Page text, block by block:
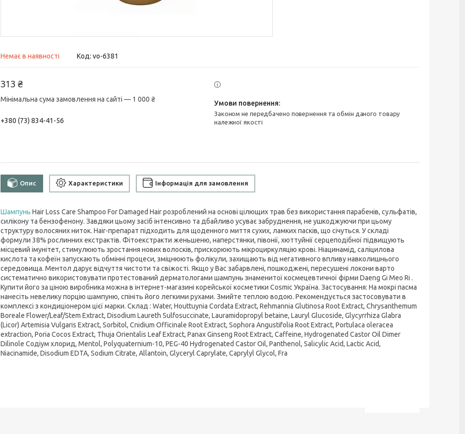
Немає в наявності Код: vo-6381
313 ₴
Мінімальна сума замовлення на сайті — 1 000 ₴
+380 (73) 834-41-56
Законом не передбачено повернення та обмін даного товару
належної якості
Опис Характеристики Інформація для замовлення
Шампунь Hair Loss Care Shampoo For Damaged Hair розроблений на основі цілющих трав без використання парабенів, сульфатів,
силікону та бензофенону. Завдяки цьому засіб інтенсивно та дбайливо усуває забруднення, не ушкоджуючи при цьому
структуру волосяних ниток. Hair-препарат підходить для щоденного миття сухих, ламких пасків, що січуться. У складі
формули 38% рослинних екстрактів. Фітоекстракти женьшеню, наперстянки, півонії, хюттуйнії серцеподібної підвищують
місцевий імунітет, стимулюють зростання нових волосків, прискорюють мікроциркуляцію крові. Ніацинамід, саліцилова
кислота та кофеїн запускають обмінні процеси, зміцнюють фолікули, захищають від негативного впливу навколишнього
середовища. Ментол дарує відчуття чистоти та свіжості. Якщо у Вас забарвлені, пошкоджені, пересушені локони варто
систематично використовувати протестований дерматологами шампунь знаменитої космецевтичної фірми Daeng Gi Meo Ri .
Купити його за ціною виробника можна в інтернет-магазині корейської косметики Cosmic Україна. Застосування: На мокрі пасма
нанесіть невелику порцію шампуню, спініть його легкими рухами. Змийте теплою водою. Рекомендується застосовувати в
комплексі з кондиціонером цієї марки. Склад : Water, Houttuynia Cordata Extract, Rehmannia Glutinosa Root Extract, Chrysanthemum
Boreale Flower/Leaf/Stem Extract, Disodium Laureth Sulfosuccinate, Lauramidopropyl betaine, Lauryl Glucoside, Glycyrrhiza Glabra
(Licor) Artemisia Vulgaris Extract, Sorbitol, Cnidium Officinale Root Extract, Sophora Angustifolia Root Extract, Portulaca oleracea
extraction, Poria Cocos Extract, Thuja Orientalis Leaf Extract, Panax Ginseng Root Extract, Caffeine, Hydrogenated Castor Oil Dimer
Dilinole Содіум хлорид, Mentol, Polyquaternium-10, PEG-40 Hydrogenated Castor Oil, Panthenol, Salicylic Acid, Lactic Acid,
Niacinamide, Disodium EDTA, Sodium Citrate, Allantoin, Glyceryl Caprylate, Caprylyl Glycol, Fra